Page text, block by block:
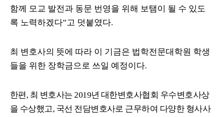
함께 모교 발전과 동문 번영을 위해 보탬이 될 수 있도
록 노력하겠다”고 덧붙였다.
최 변호사의 뜻에 따라 이 기금은 법학전문대학원 학생
들을 위한 장학금으로 쓰일 예정이다.
한편, 최 변호사는2019년 대한변호사협회 우수변호사상
을 수상했고, 국선 전담변호사로 근무하여 다양한 형사사